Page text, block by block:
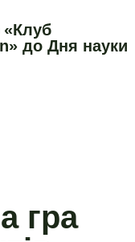
«Клуб
до Дня науки
гра